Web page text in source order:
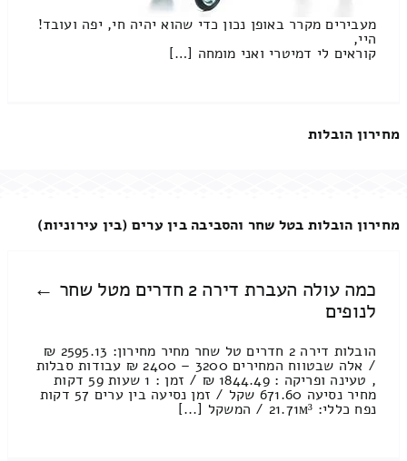
מעבירים מקרר באופן נכון כדי שהוא יהיה חי, יפה ועובד!
היי,
קוראים לי דמיטרי ואני מומחה […]
מחירון הובלות
מחירון הובלות בטל שחר והסביבה בין ערים (בין עירוניות)
כמה עולה העברת דירה 2 חדרים מטל שחר ←
לנופים
הובלות דירה 2 חדרים טל שחר מחיר מחירון: 2595.13 ₪
/ אלה שבטווח המחירים 3200 – 2400 ₪ עבודות סבלות
, טעינה ופריקה : 1844.49 ₪ / זמן : 1 שעות 59 דקות
מחיר נסיעה 671.60 שקל / זמן נסיעה בין ערים 57 דקות
נפח כללי: 21.71м³ / המשקל [...]